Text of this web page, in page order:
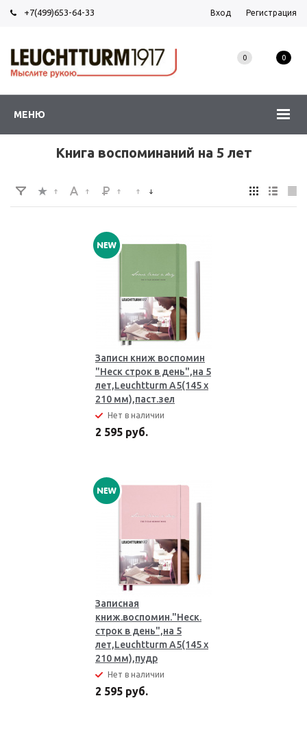
+7(499)653-64-33 Вход Регистрация
МЕНЮ
0 0
Книга воспоминаний на 5 лет
Записн книж воспомин
"Неск строк в день",на 5
лет,Leuchtturm A5(145 x
210 мм),паст.зел
Нет в наличии
2 595 руб.
Записная
книж.воспомин."Неск.
строк в день",на 5
лет,Leuchtturm A5(145 x
210 мм),пудр
Нет в наличии
2 595 руб.